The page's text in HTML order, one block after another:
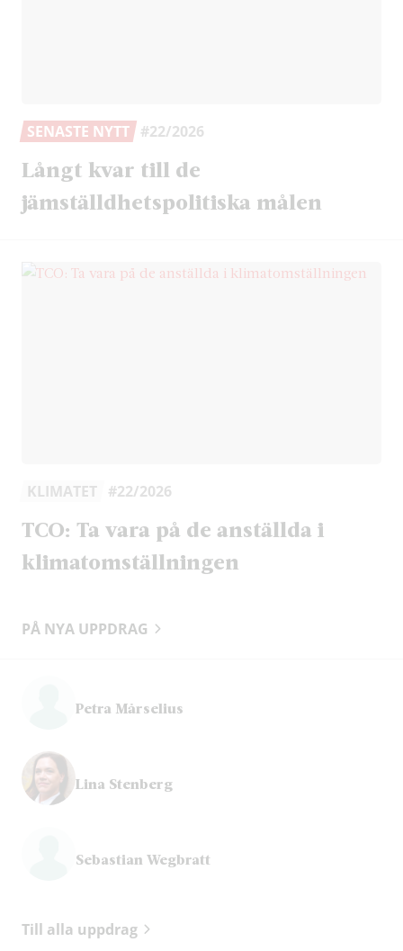
SENASTE NYTT #22/2026
Långt kvar till de
jämställdhetspolitiska målen
KLIMATET #22/2026
TCO: Ta vara på de anställda i
klimatomställningen
PÅ NYA UPPDRAG
Petra Mårselius
Lina Stenberg
Sebastian Wegbratt
Till alla uppdrag